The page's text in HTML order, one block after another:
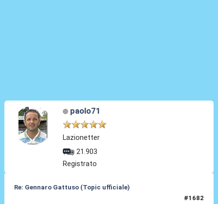
paolo71
Lazionetter
21.903
Registrato
Re: Gennaro Gattuso (Topic ufficiale)
#1682